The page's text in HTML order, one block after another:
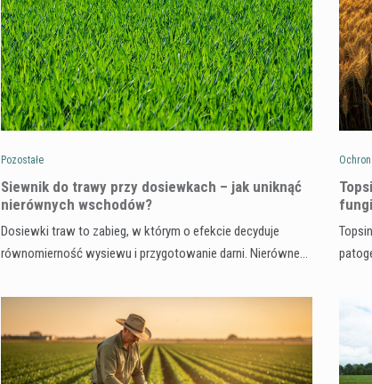
Pozostałe
Siewnik do trawy przy dosiewkach – jak uniknąć
nierównych wschodów?
Dosiewki traw to zabieg, w którym o efekcie decyduje
równomierność wysiewu i przygotowanie darni. Nierówne…